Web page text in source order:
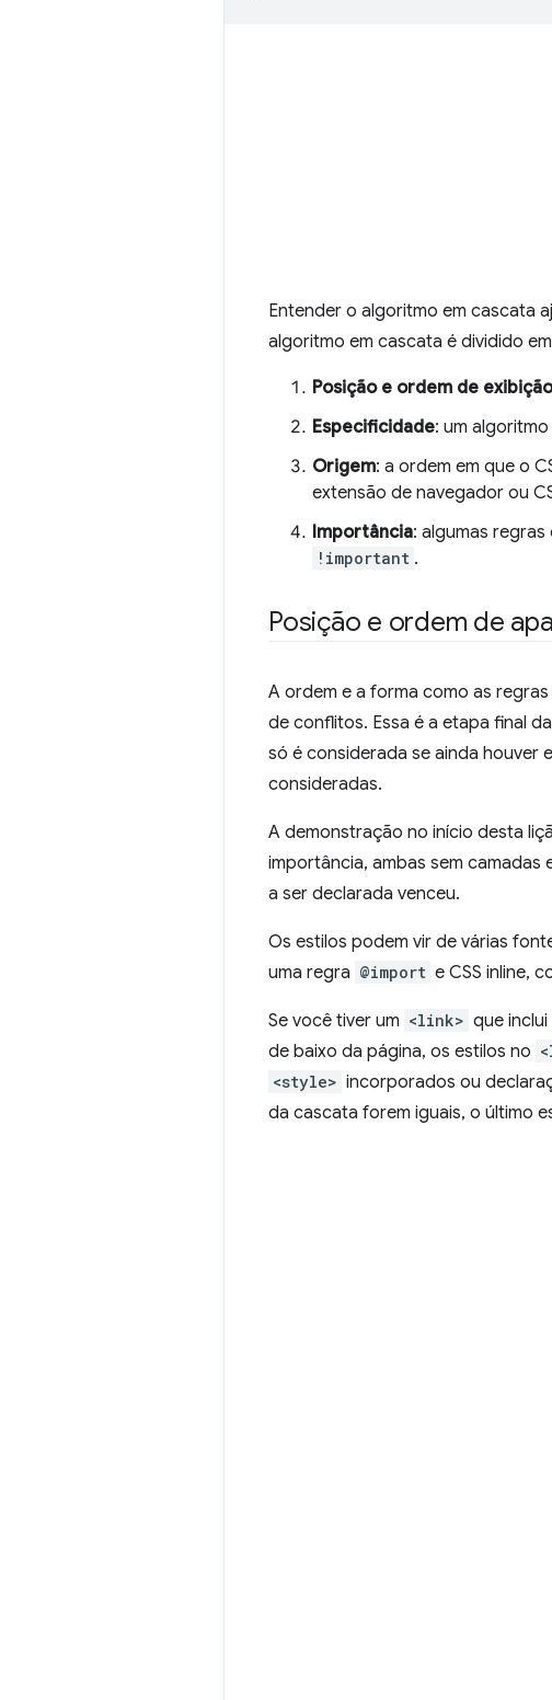
Entender o algoritmo em cascata
algoritmo em cascata é dividido
Posição e ordem de exibição
Especificidade: um
Origem: a ordem em que o
extensão de navegador ou
Importância: algumas
!important .
Posição e ordem de
A ordem e a forma como as
de conflitos. Essa é a etapa final
só é considerada se ainda
consideradas.
A demonstração no início desta
importância, ambas sem
a ser declarada venceu.
Os estilos podem vir de várias
uma regra @import e CSS inline,
Se você tiver um <link> que
de baixo da página, os estilos no
<style> incorporados ou
da cascata forem iguais, o último